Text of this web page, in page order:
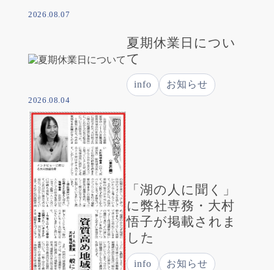
2026.08.07
夏期休業日につい
て
info お知らせ
2026.08.04
「湖の人に聞く」
に弊社専務・大村
悟子が掲載されま
した
info お知らせ